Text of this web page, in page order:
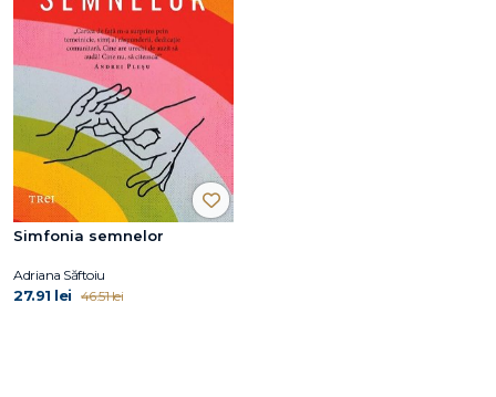
Simfonia semnelor
Adriana Săftoiu
27.91 lei 46.51 lei